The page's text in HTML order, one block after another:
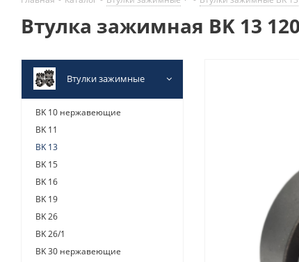
Втулка зажимная BK 13
Втулки зажимные
BK 10 нержавеющие
BK 11
BK 13
BK 15
BK 16
BK 19
BK 26
BK 26/1
BK 30 нержавеющие